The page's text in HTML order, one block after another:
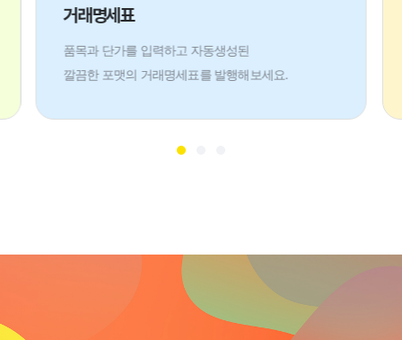
거래명세표
품목과 단가를 입력하고 자동생성된
깔끔한 포맷의 거래명세표를 발행해보세요.